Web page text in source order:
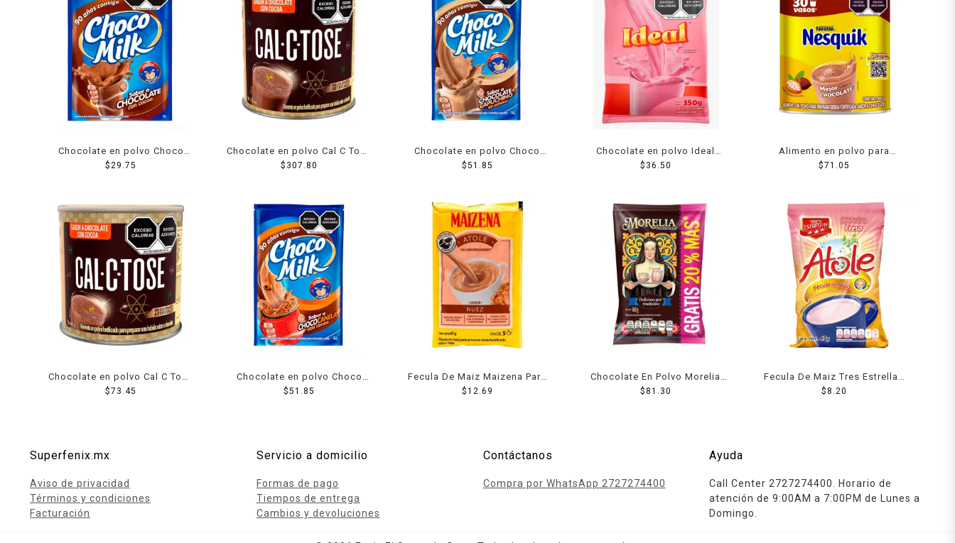
Chocolate en polvo Choco
Milk 160 g
$29.75
Chocolate en polvo Cal C Tose
fortificado 1.75 kg
$ 307.80
Chocolate en polvo Choco
Milk coolccino 350 g
$51.85
Chocolate en polvo Ideal
sabor fresa 350 g
$ 36.50
Alimento en polvo para
preparar bebida Nestlé
$71.05
Chocolate en polvo Cal C Tose
fortificado 400 g
$73.45
Chocolate en polvo Choco
Milk sabor chococanela 350 g
$51.85
Fecula De Maiz Maizena Para
Atole Sabor Nuez 50 Grs
$12.69
Chocolate En Polvo Morelia
Presidencial . 700 Grs + 20%
$ 81.30
Fecula De Maiz Tres Estrellas
Para Atole Sabor Fresa 47 Grs
$ 8.20
Superfenix.mx
Aviso de privacidad
Términos y condiciones
Facturación
Servicio a domicilio
Formas de pago
Tiempos de entrega
Cambios y devoluciones
Contáctanos
Compra por WhatsApp 2727274400
Ayuda
Call Center 2727274400. Horario de
atención de 9:00AM a 7:00PM de Lunes a
Domingo.